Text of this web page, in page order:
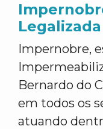
Legalizada
Impernobre,
Bernardo do
em todos os
atuando